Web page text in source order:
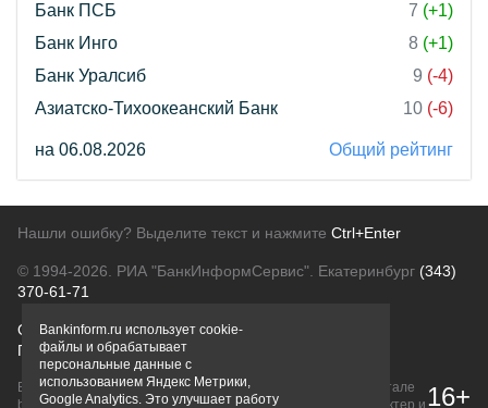
Банк ПСБ
7 (+1)
Банк Инго
8 (+1)
Банк Уралсиб
9 (-4)
Азиатско-Тихоокеанский Банк
10 (-6)
на 06.08.2026 Общий рейтинг
Нашли ошибку? Выделите текст и нажмите Ctrl+Enter
© 1994-2026. РИА "БанкИнформСервис". Екатеринбург (343)
370-61-71
О проектеПолитика конфиденциальности
Правовая информацияДля рекламодателей
Вся информация о продуктах банков, размещенная на портале
bankinform.ru, носит исключительно ознакомительный характер и 16+
Bankinform.ru использует cookie-
файлы и обрабатывает
персональные данные с
использованием Яндекс Метрики,
Google Analytics. Это улучшает работу